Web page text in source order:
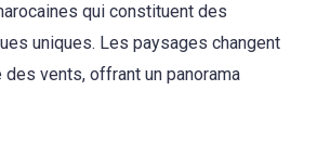
qui constituent des
uniques. Les paysages changent
vents, offrant un panorama